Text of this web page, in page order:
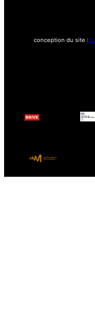
conception du site :